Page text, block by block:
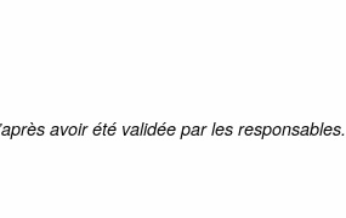
avoir été validée par les responsables.